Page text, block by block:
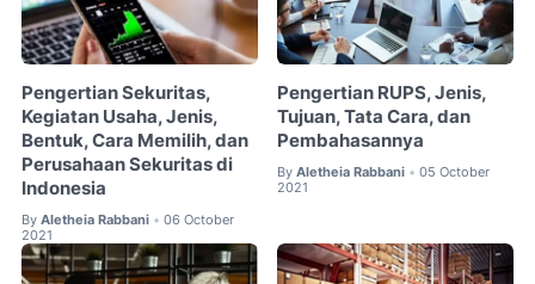
Pengertian Sekuritas,
Kegiatan Usaha, Jenis,
Bentuk, Cara Memilih, dan
Perusahaan Sekuritas di
Indonesia
By Aletheia Rabbani • 06 October
2021
Pengertian RUPS, Jenis,
Tujuan, Tata Cara, dan
Pembahasannya
By Aletheia Rabbani • 05 October
2021